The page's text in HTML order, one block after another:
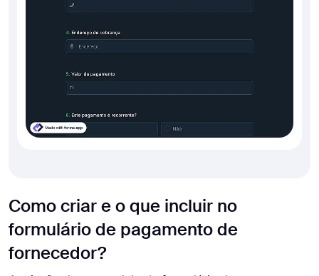
Como criar e o que incluir no
formulário de pagamento de
fornecedor?